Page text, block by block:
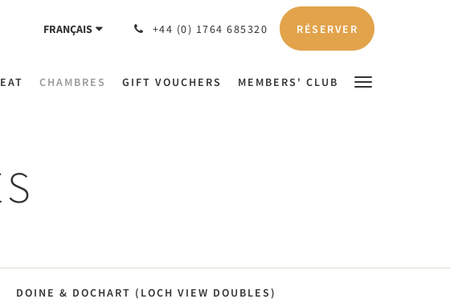
FRANÇAIS +44 (0) 1764 685320 RÉSERVER
EAT CHAMBRES GIFT VOUCHERS MEMBERS' CLUB
DOINE & DOCHART (LOCH VIEW DOUBLES)